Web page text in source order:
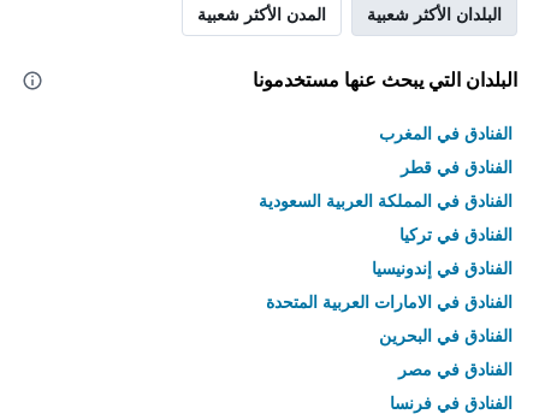
البلدان الأكثر شعبية المدن الأكثر شعبية
البلدان التي يبحث عنها مستخدمونا
الفنادق في المغرب
الفنادق في قطر
الفنادق في المملكة العربية السعودية
الفنادق في تركيا
الفنادق في إندونيسيا
الفنادق في الامارات العربية المتحدة
الفنادق في البحرين
الفنادق في مصر
الفنادق في فرنسا